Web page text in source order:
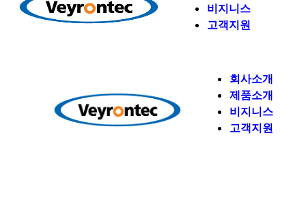
비지니스
고객지원
회사소개
제품소개
비지니스
고객지원